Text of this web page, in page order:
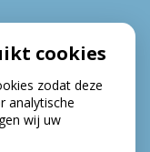
cookies
zodat deze
analytische
wij uw